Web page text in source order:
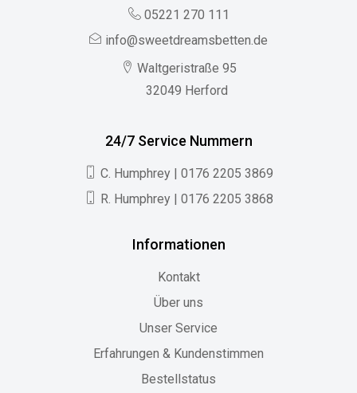
05221 270 111
info@sweetdreamsbetten.de
Waltgeristraße 95
32049 Herford
24/7 Service Nummern
C. Humphrey | 0176 2205 3869
R. Humphrey | 0176 2205 3868
Informationen
Kontakt
Über uns
Unser Service
Erfahrungen & Kundenstimmen
Bestellstatus